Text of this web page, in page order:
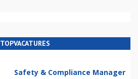
TOPVACATURES
Safety & Compliance Manager